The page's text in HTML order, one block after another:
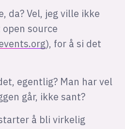
da? Vel, jeg ville ikke
source
), for å si det
egentlig? Man har vel
går, ikke sant?
å bli virkelig